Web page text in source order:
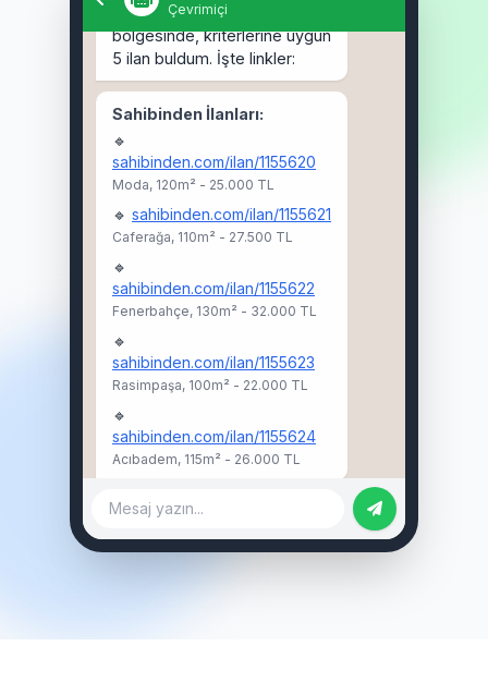
Çevrimiçi
Selam Ahmet! 👋 Kadıköy
bölgesinde, kriterlerine uygun
5 ilan buldum. İşte linkler:
Sahibinden İlanları:
🔹
sahibinden.com/ilan/1155620
Moda, 120m² - 25.000 TL
🔹 sahibinden.com/ilan/1155621
Caferağa, 110m² - 27.500 TL
🔹
sahibinden.com/ilan/1155622
Fenerbahçe, 130m² - 32.000 TL
🔹
sahibinden.com/ilan/1155623
Rasimpaşa, 100m² - 22.000 TL
🔹
sahibinden.com/ilan/1155624
Acıbadem, 115m² - 26.000 TL
Mesaj yazın...